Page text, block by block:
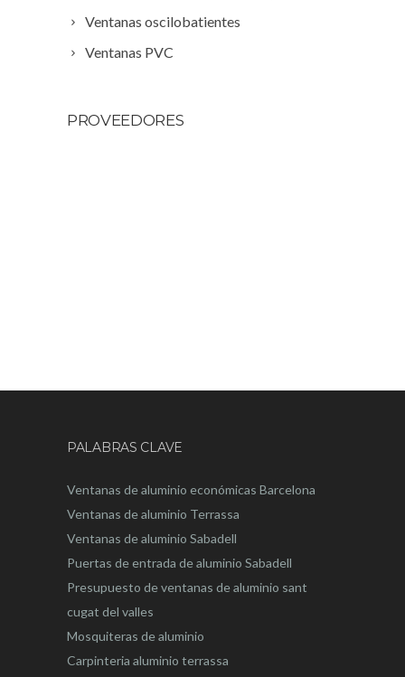
Ventanas oscilobatientes
Ventanas PVC
PROVEEDORES
PALABRAS CLAVE
Ventanas de aluminio económicas Barcelona
Ventanas de aluminio Terrassa
Ventanas de aluminio Sabadell
Puertas de entrada de aluminio Sabadell
Presupuesto de ventanas de aluminio sant
cugat del valles
Mosquiteras de aluminio
Carpinteria aluminio terrassa